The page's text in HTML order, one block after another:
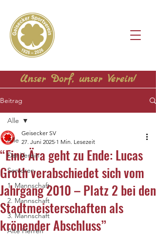
Unser Dorf, unser Verein!
Beitrag
Alle
Der Verein
Senioren
1. Mannschaft
2. Mannschaft
3. Mannschaft
Alte Herren
Alle
“Eine Ära geht zu Ende: Lucas
Groth verabschiedet sich vom
Jahrgang 2010 – Platz 2 bei den
Stadtmeisterschaften als
krönender Abschluss”
Geisecker SV
27. Juni 2025 1 Min. Lesezeit